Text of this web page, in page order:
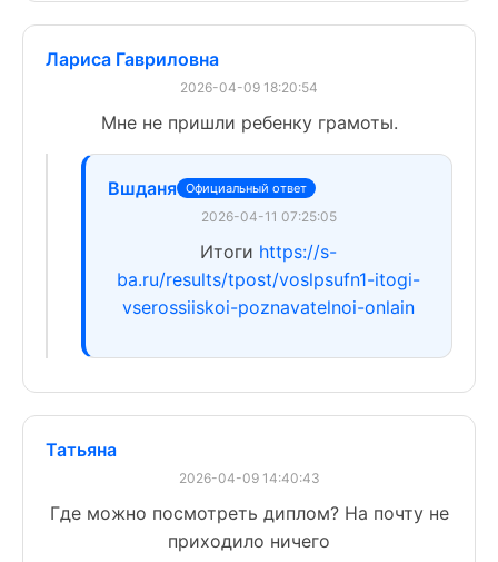
Лариса Гавриловна
2026-04-09 18:20:54
Мне не пришли ребенку грамоты.
Вшданя Официальный ответ
2026-04-11 07:25:05
Итоги https://s-
ba.ru/results/tpost/voslpsufn1-itogi-
vserossiiskoi-poznavatelnoi-onlain
Татьяна
2026-04-09 14:40:43
Где можно посмотреть диплом? На почту не
приходило ничего